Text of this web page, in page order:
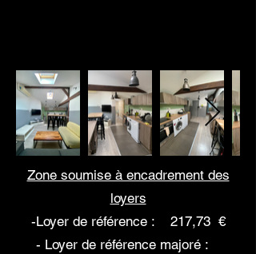
Zone soumise à encadrement des
loyers
-Loyer de référence : 217,73 €
- Loyer de référence majoré :